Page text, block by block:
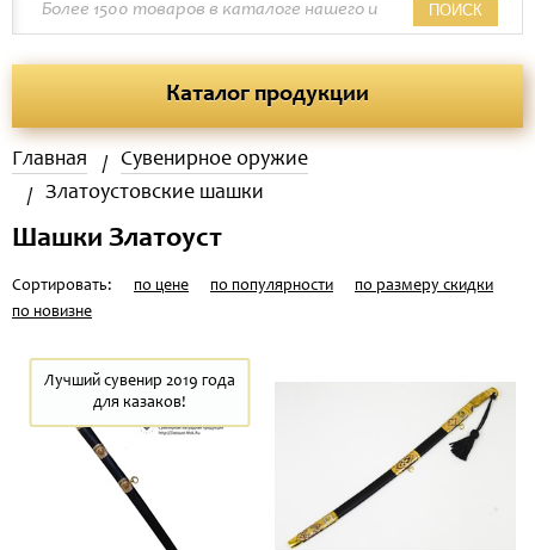
ПОИСК
Каталог продукции
Главная
Сувенирное оружие
Златоустовские шашки
Шашки Златоуст
Сортировать: по цене по популярности
по размеру скидки
по новизне
Лучший сувенир 2019 года
для казаков!